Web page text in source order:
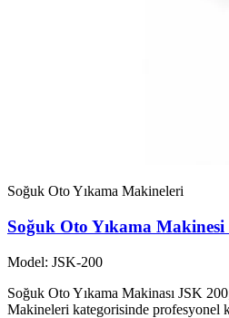
Soğuk Oto Yıkama Makineleri
Soğuk Oto Yıkama
Model: JSK-200
Soğuk Oto Yıkama Makinası JSK
Makineleri kategorisinde profesyonel